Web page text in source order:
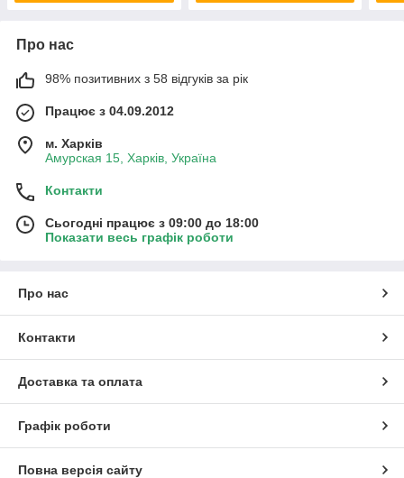
Про нас
98% позитивних з 58 відгуків за рік
Працює з 04.09.2012
м. Харків
Амурская 15, Харків, Україна
Контакти
Сьогодні працює з 09:00 до 18:00
Показати весь графік роботи
Про нас
Контакти
Доставка та оплата
Графік роботи
Повна версія сайту